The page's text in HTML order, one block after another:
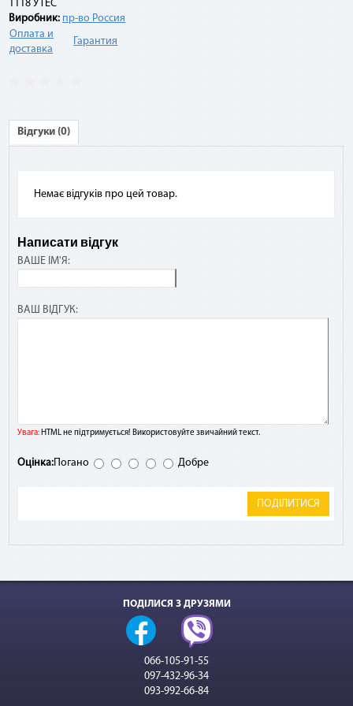
1118 УТЕС
Виробник: пр-во Россия
Оплата и
доставка
Гарантия
Відгуки (0)
Немає відгуків про цей товар.
Написати відгук
ВАШЕ ІМ'Я:
ВАШ ВІДГУК:
Увага:HTML не підтримується! Використовуйте звичайний текст.
Оцінка:Погано Добре
ПОДІЛИТИСЯ
ПОДІЛИСЯ З ДРУЗЯМИ
066-105-91-55
097-432-96-34
093-992-66-84
суммы договора.
платежа подается заявка на досрочное погашение. При
этом сумма платежа составит: остаток задолженности (10